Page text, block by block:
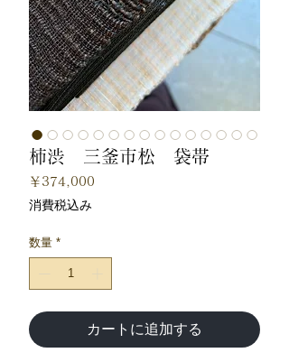
柿渋 三釜市松 袋帯
￥374,000
消費税込み
数量 *
カートに追加する